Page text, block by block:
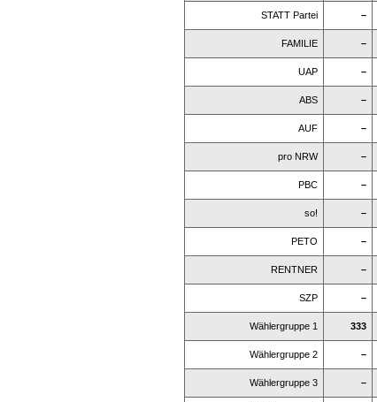
STATT Partei –
FAMILIE –
UAP –
ABS –
AUF –
pro NRW –
PBC –
so! –
PETO –
RENTNER –
SZP –
Wählergruppe 1 333
Wählergruppe 2 –
Wählergruppe 3 –